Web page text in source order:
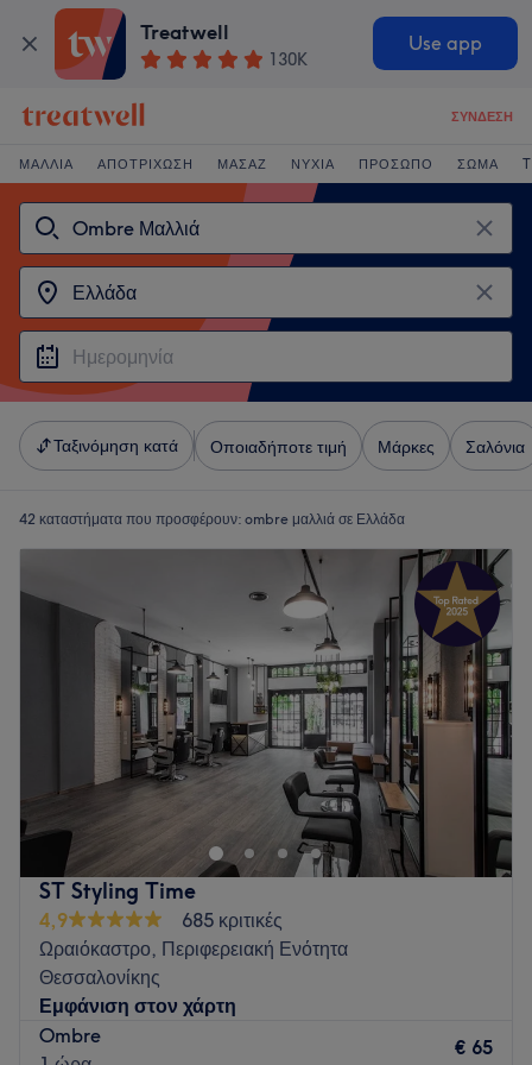
Treatwell
130K
Use app
ΣΎΝΔΕΣΗ
ΜΑΛΛΙΆ ΑΠΟΤΡΊΧΩΣΗ ΜΑΣΆΖ ΝΎΧΙΑ ΠΡΌΣΩΠΟ ΣΏΜΑ
Ταξινόμηση κατά Οποιαδήποτε τιμή Μάρκες Σαλόνια
42 καταστήματα που προσφέρουν: ombre μαλλιά σε Ελλάδα
ST Styling Time
4,9
685 κριτικές
Ωραιόκαστρο, Περιφερειακή Ενότητα
Θεσσαλονίκης
Εμφάνιση στον χάρτη
Ombre
€ 65